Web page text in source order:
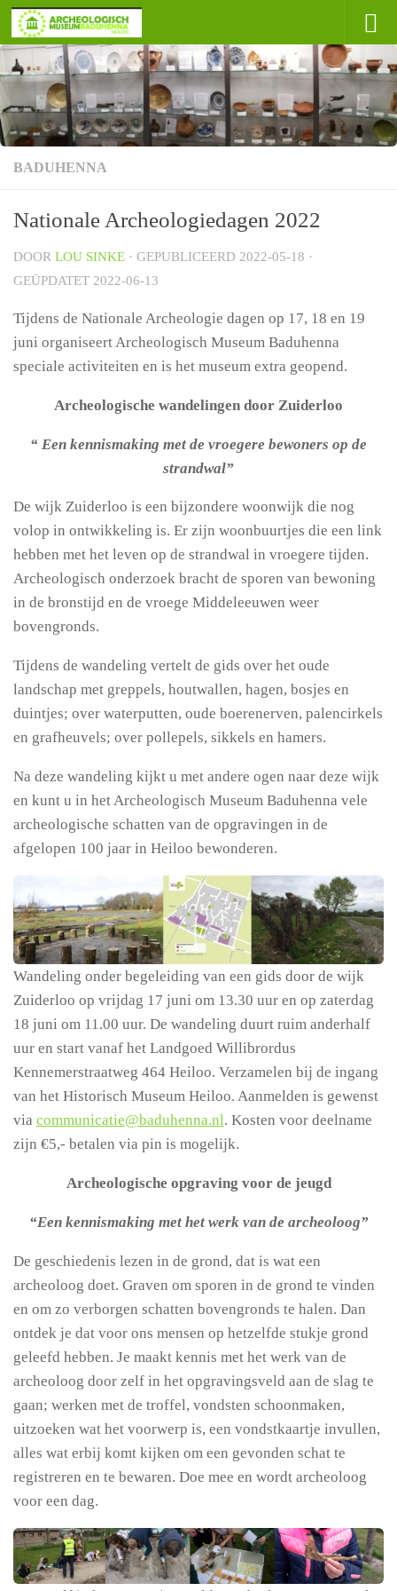
Doorgaan naar inhoud
BADUHENNA
Nationale Archeologiedagen 2022
DOOR LOU SINKE · GEPUBLICEERD 2022-05-18 ·
GEÜPDATET 2022-06-13
Tijdens de Nationale Archeologie dagen op 17, 18 en 19
juni organiseert Archeologisch Museum Baduhenna
speciale activiteiten en is het museum extra geopend.
Archeologische wandelingen door Zuiderloo
“ Een kennismaking met de vroegere bewoners op de
strandwal”
De wijk Zuiderloo is een bijzondere woonwijk die nog
volop in ontwikkeling is. Er zijn woonbuurtjes die een link
hebben met het leven op de strandwal in vroegere tijden.
Archeologisch onderzoek bracht de sporen van bewoning
in de bronstijd en de vroege Middeleeuwen weer
bovengronds.
Tijdens de wandeling vertelt de gids over het oude
landschap met greppels, houtwallen, hagen, bosjes en
duintjes; over waterputten, oude boerenerven, palencirkels
en grafheuvels; over pollepels, sikkels en hamers.
Na deze wandeling kijkt u met andere ogen naar deze wijk
en kunt u in het Archeologisch Museum Baduhenna vele
archeologische schatten van de opgravingen in de
afgelopen 100 jaar in Heiloo bewonderen.
Wandeling onder begeleiding van een gids door de wijk
Zuiderloo op vrijdag 17 juni om 13.30 uur en op zaterdag
18 juni om 11.00 uur. De wandeling duurt ruim anderhalf
uur en start vanaf het Landgoed Willibrordus
Kennemerstraatweg 464 Heiloo. Verzamelen bij de ingang
van het Historisch Museum Heiloo. Aanmelden is gewenst
via communicatie@baduhenna.nl. Kosten voor deelname
zijn €5,- betalen via pin is mogelijk.
Archeologische opgraving voor de jeugd
“Een kennismaking met het werk van de archeoloog”
De geschiedenis lezen in de grond, dat is wat een
archeoloog doet. Graven om sporen in de grond te vinden
en om zo verborgen schatten bovengronds te halen. Dan
ontdek je dat voor ons mensen op hetzelfde stukje grond
geleefd hebben. Je maakt kennis met het werk van de
archeoloog door zelf in het opgravingsveld aan de slag te
gaan; werken met de troffel, vondsten schoonmaken,
uitzoeken wat het voorwerp is, een vondstkaartje invullen,
alles wat erbij komt kijken om een gevonden schat te
registreren en te bewaren. Doe mee en wordt archeoloog
voor een dag.